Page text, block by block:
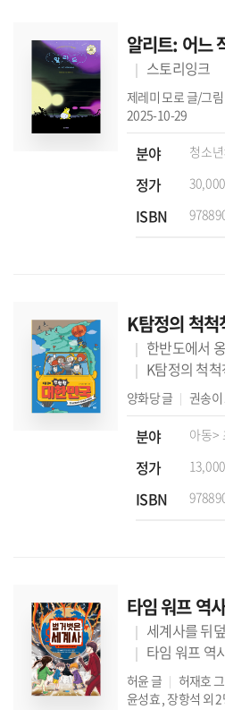
알리트: 어느
스토리잉크
제레미 모로 글/그림
2025-10-29
분야 청소년
정가
ISBN
K탐정의 척척
한반도에서
K탐정의 척
양화당글 권송이
분야 아동>
정가
ISBN
타임 워프 역
세계사를 뒤
타임 워프 역
허윤 글 허재호
윤성효, 장항석 외